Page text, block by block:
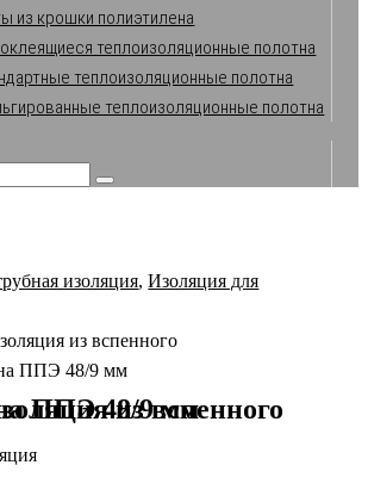
из крошки полиэтилена
теплоизоляционные полотна
теплоизоляционные полотна
теплоизоляционные полотна
изоляция,Изоляция для
из вспенного
ППЭ 48/9 мм
политилена ППЭ 48/9 мм